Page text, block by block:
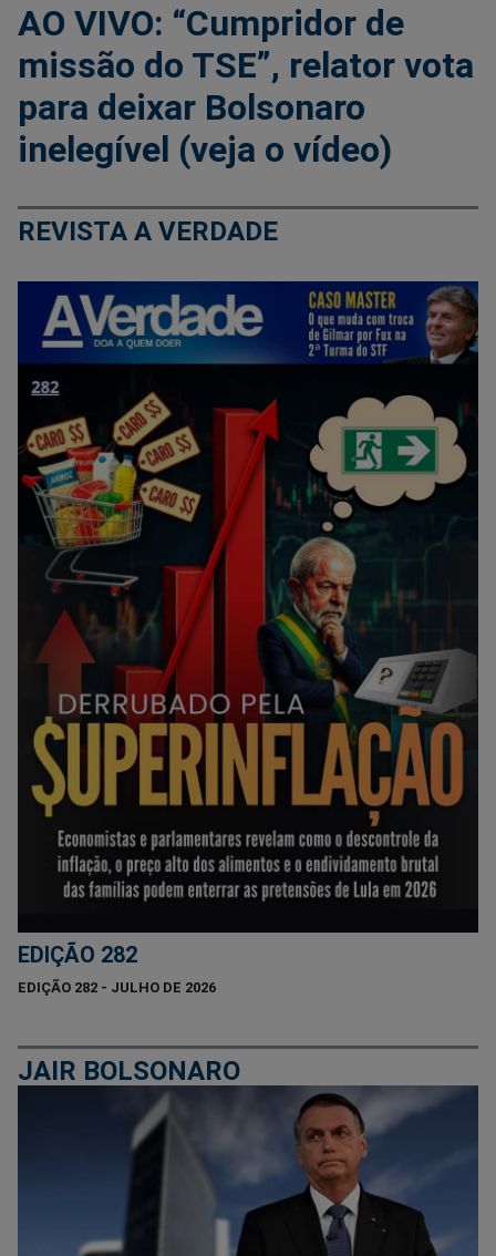
AO VIVO: “Cumpridor de
missão do TSE”, relator vota
para deixar Bolsonaro
inelegível (veja o vídeo)
REVISTA A VERDADE
EDIÇÃO 282
EDIÇÃO 282 - JULHO DE 2026
JAIR BOLSONARO